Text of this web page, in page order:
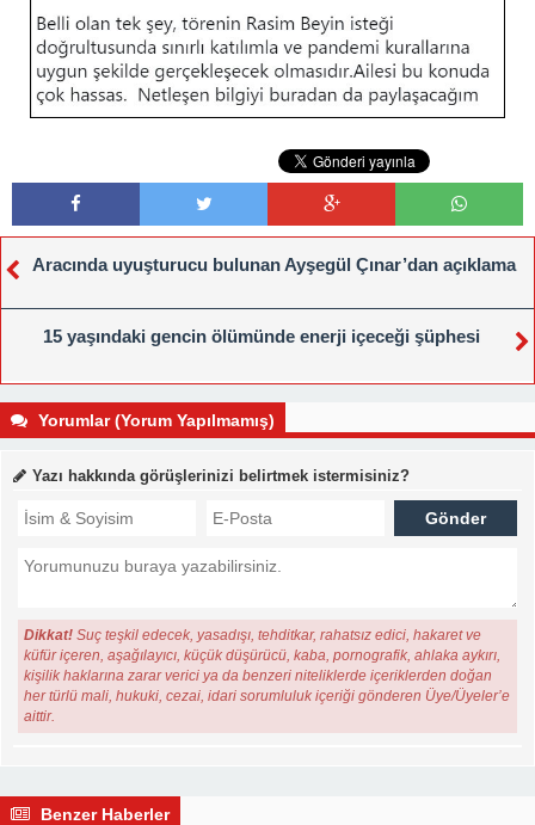
Aracında uyuşturucu bulunan Ayşegül Çınar’dan açıklama
15 yaşındaki gencin ölümünde enerji içeceği şüphesi
Yorumlar (Yorum Yapılmamış)
Yazı hakkında görüşlerinizi belirtmek istermisiniz?
Dikkat! Suç teşkil edecek, yasadışı, tehditkar, rahatsız edici, hakaret ve
küfür içeren, aşağılayıcı, küçük düşürücü, kaba, pornografik, ahlaka aykırı,
kişilik haklarına zarar verici ya da benzeri niteliklerde içeriklerden doğan
her türlü mali, hukuki, cezai, idari sorumluluk içeriği gönderen Üye/Üyeler’e
aittir.
Benzer Haberler